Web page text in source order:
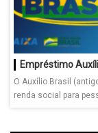
Empréstimo
O Auxílio Brasil
renda social para